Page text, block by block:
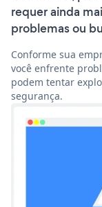
requer ainda
problemas ou
Conforme sua
você enfrente
podem tentar
segurança.